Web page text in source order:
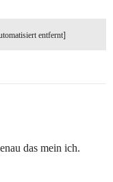
entfernt]
das mein ich.